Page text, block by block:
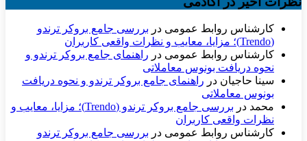
کارشناس روابط عمومی در بررسی جامع بروکر ترندو
(Trendo)؛ مزایا، معایب و نظرات واقعی کاربران
کارشناس روابط عمومی در راهنمای جامع بروکر ترندو و
نحوه دریافت بونوس معاملاتی
سینا حاجیان در راهنمای جامع بروکر ترندو و نحوه دریافت
بونوس معاملاتی
محمد در
بررسی جامع بروکر ترندو (Trendo)؛ مزایا، معایب و
نظرات واقعی کاربران
کارشناس روابط عمومی در بررسی جامع بروکر ترندو